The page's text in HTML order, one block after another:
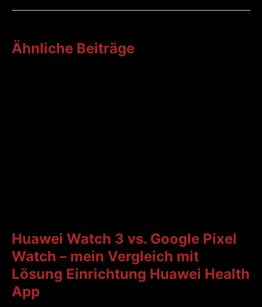
Ähnliche Beiträge
Huawei Watch 3 vs. Google Pixel
Watch – mein Vergleich mit
Lösung Einrichtung Huawei Health
App